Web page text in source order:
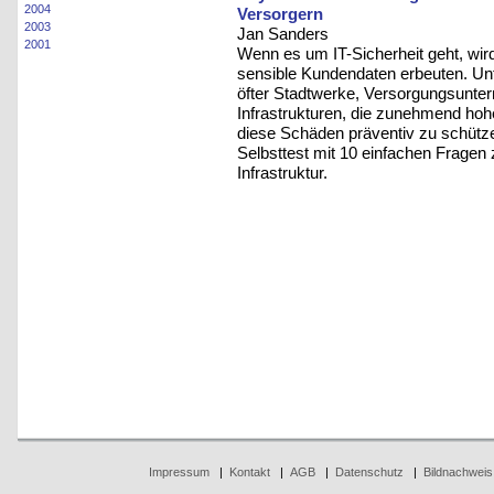
2004
2003
2001
Versorgern
Jan Sanders
Wenn es um IT-Sicherheit geht,
sensible Kundendaten erbeuten.
öfter Stadtwerke,
Infrastrukturen, die zunehmend
diese Schäden präventiv zu
Selbsttest mit 10 einfachen
Infrastruktur.
Impressum| Kontakt| AGB| Datenschutz | Bildnachweis